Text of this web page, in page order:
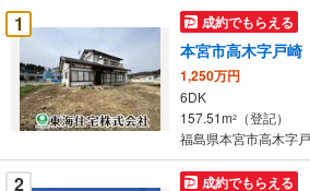
受
け
取
る
・
条
件
を
1
成約でもらえる
本宮市高木字戸崎
1,250万円
6DK
157.51m2
（登記）
福島県本宮市高木字
2 成約でもらえる